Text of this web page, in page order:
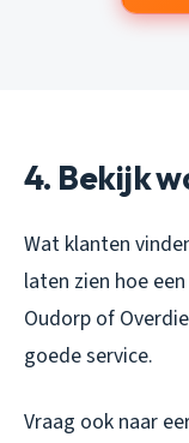
4. Bekijk
Wat klanten
laten zien hoe
Oudorp of
goede service.
Vraag ook naar